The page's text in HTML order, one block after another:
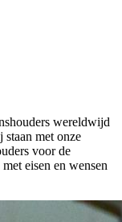
wereldwijd
met onze
voor de
eisen en wensen